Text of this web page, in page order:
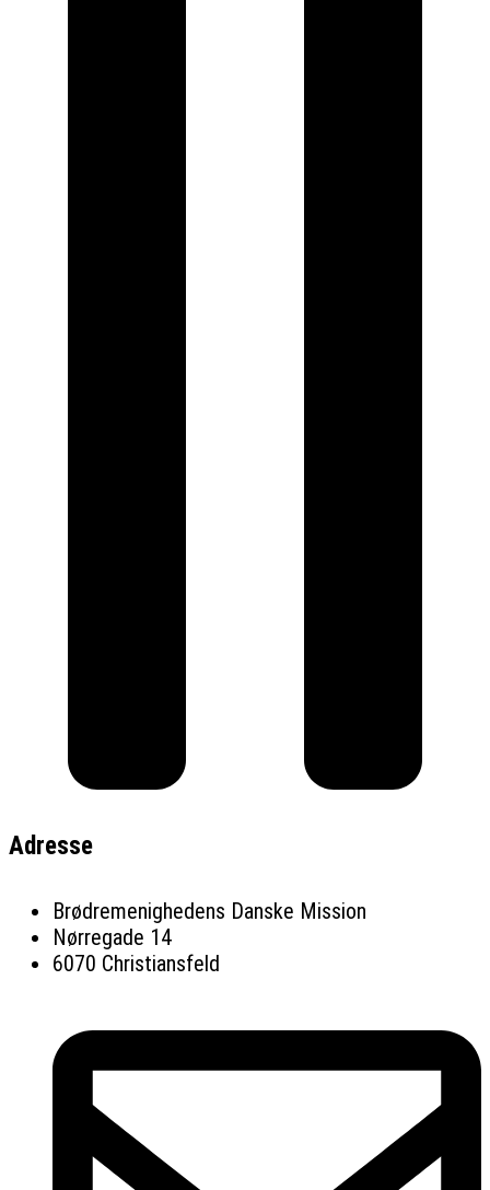
Adresse
Brødremenighedens Danske Mission
Nørregade 14
6070 Christiansfeld